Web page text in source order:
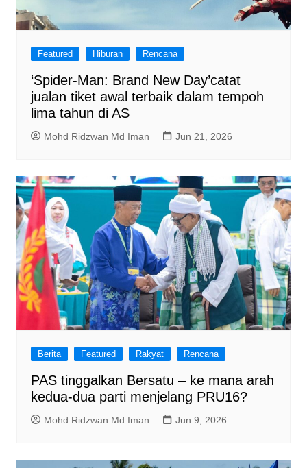
Featured Hiburan Rencana
‘Spider-Man: Brand New Day’catat
jualan tiket awal terbaik dalam tempoh
lima tahun di AS
Mohd Ridzwan Md Iman Jun 21, 2026
Berita Featured Rakyat Rencana
PAS tinggalkan Bersatu – ke mana arah
kedua-dua parti menjelang PRU16?
Mohd Ridzwan Md Iman Jun 9, 2026